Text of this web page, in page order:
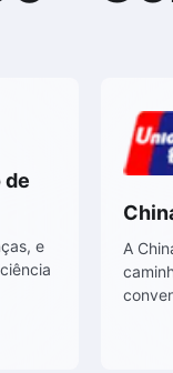
de
e finanças, e
melhora a